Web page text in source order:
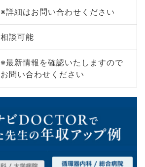
※詳細はお問い合わせください
相談可能
※最新情報を確認いたしますので
お問い合わせください